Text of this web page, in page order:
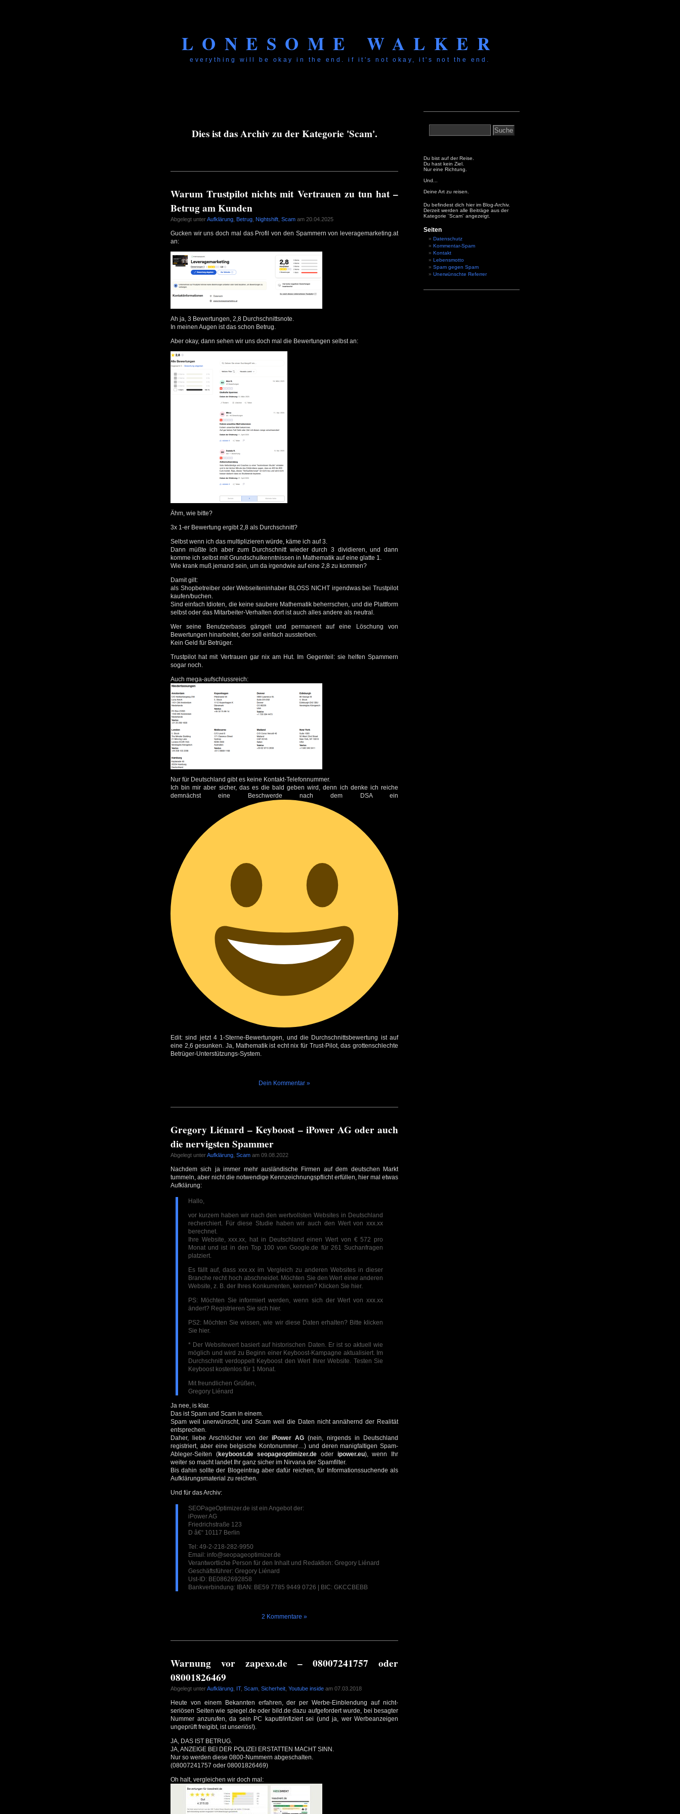
LONESOME WALKER
everything will be okay in the end. if it's not okay, it's not the end.
Dies ist das Archiv zu der Kategorie 'Scam'.
Warum Trustpilot nichts mit Vertrauen zu tun hat –
Betrug am Kunden
Abgelegt unterAufklärung Betrug Nightshift Scam am 20.04.2025
Gucken wir uns doch mal das Profil von den Spammern von leveragemarketing.at
an:
Ah ja, 3 Bewertungen, 2,8 Durchschnittsnote.
In meinen Augen ist das schon Betrug.
Aber okay, dann sehen wir uns doch mal die Bewertungen selbst an:
Ähm, wie bitte?
3x 1-er Bewertung ergibt 2,8 als Durchschnitt?
Selbst wenn ich das multiplizieren würde, käme ich auf 3.
Dann müßte ich aber zum Durchschnitt wieder durch 3 dividieren, und dann
komme ich selbst mit Grundschulkenntnissen in Mathematik auf eine glatte 1.
Wie krank muß jemand sein, um da irgendwie auf eine 2,8 zu kommen?
Damit gilt:
als Shopbetreiber oder Webseiteninhaber BLOSS NICHT irgendwas bei Trustpilot
kaufen/buchen.
Sind einfach Idioten, die keine saubere Mathematik beherrschen, und die Plattform
selbst oder das Mitarbeiter-Verhalten dort ist auch alles andere als neutral.
Wer seine Benutzerbasis gängelt und permanent auf eine Löschung von
Bewertungen hinarbeitet, der soll einfach aussterben.
Kein Geld für Betrüger.
Trustpilot hat mit Vertrauen gar nix am Hut. Im Gegenteil: sie helfen Spammern
sogar noch.
Auch mega-aufschlussreich:
Nur für Deutschland gibt es keine Kontakt-Telefonnummer.
Ich bin mir aber sicher, das es die bald geben wird, denn ich denke ich reiche
demnächst eine Beschwerde nach dem DSA ein
Edit: sind jetzt 4 1-Sterne-Bewertungen, und die Durchschnittsbewertung ist auf
eine 2,6 gesunken. Ja, Mathematik ist echt nix für Trust-Pilot, das grottenschlechte
Betrüger-Unterstützungs-System.
Dein Kommentar »
Gregory Liénard – Keyboost – iPower AG oder auch
die nervigsten Spammer
Abgelegt unterAufklärung Scam am 09.08.2022
Nachdem sich ja immer mehr ausländische Firmen auf dem deutschen Markt
tummeln, aber nicht die notwendige Kennzeichnungspflicht erfüllen, hier mal etwas
Aufklärung:
Hallo,
vor kurzem haben wir nach den wertvollsten Websites in Deutschland
recherchiert. Für diese Studie haben wir auch den Wert von xxx.xx
berechnet.
Ihre Website, xxx.xx, hat in Deutschland einen Wert von € 572 pro
Monat und ist in den Top 100 von Google.de für 261 Suchanfragen
platziert.
Es fällt auf, dass xxx.xx im Vergleich zu anderen Websites in dieser
Branche recht hoch abschneidet. Möchten Sie den Wert einer anderen
Website, z. B. der Ihres Konkurrenten, kennen? Klicken Sie hier.
PS: Möchten Sie informiert werden, wenn sich der Wert von xxx.xx
ändert? Registrieren Sie sich hier.
PS2: Möchten Sie wissen, wie wir diese Daten erhalten? Bitte klicken
Sie hier.
* Der Websitewert basiert auf historischen Daten. Er ist so aktuell wie
möglich und wird zu Beginn einer Keyboost-Kampagne aktualisiert. Im
Durchschnitt verdoppelt Keyboost den Wert Ihrer Website. Testen Sie
Keyboost kostenlos für 1 Monat.
Mit freundlichen Grüßen,
Gregory Liénard
Ja nee, is klar.
Das ist Spam und Scam in einem.
Spam weil unerwünscht, und Scam weil die Daten nicht annähernd der Realität
entsprechen.
Daher, liebe Arschlöcher von der iPower AG (nein, nirgends in Deutschland
registriert, aber eine belgische Kontonummer…) und deren manigfaltigen Spam-
Ableger-Seiten (keyboost.de seopageoptimizer.de oder ipower.eu), wenn Ihr
weiter so macht landet Ihr ganz sicher im Nirvana der Spamfilter.
Bis dahin sollte der Blogeintrag aber dafür reichen, für Informationssuchende als
Aufklärungsmaterial zu reichen.
Und für das Archiv:
SEOPageOptimizer.de ist ein Angebot der:
iPower AG
Friedrichstraße 123
D â€“ 10117 Berlin
Tel: 49-2-218-282-9950
Email: info@seopageoptimizer.de
Verantwortliche Person für den Inhalt und Redaktion: Gregory Liénard
Geschäftsführer: Gregory Liénard
Ust-ID: BE0862692858
Bankverbindung: IBAN: BE59 7785 9449 0726 | BIC: GKCCBEBB
2 Kommentare »
Warnung vor zapexo.de – 08007241757 oder
08001826469
Abgelegt unterAufklärung IT, Scam Sicherheit Youtube inside am 07.03.2018
Heute von einem Bekannten erfahren, der per Werbe-Einblendung auf nicht-
seriösen Seiten wie spiegel.de oder bild.de dazu aufgefordert wurde, bei besagter
Nummer anzurufen, da sein PC kaputt/infiziert sei (und ja, wer Werbeanzeigen
ungeprüft freigibt, ist unseriös!).
JA, DAS IST BETRUG.
JA, ANZEIGE BEI DER POLIZEI ERSTATTEN MACHT SINN.
Nur so werden diese 0800-Nummern abgeschalten.
(08007241757 oder 08001826469)
Oh halt, vergleichen wir doch mal:
Du bist auf der Reise.
Du hast kein Ziel.
Nur eine Richtung.
Und...
Deine Art zu reisen.
Du befindest dich hier im Blog-Archiv.
Derzeit werden alle Beiträge aus der
Kategorie ¨Scam¨ angezeigt.
Seiten
Datenschutz
Kommentar-Spam
Kontakt
Lebensmotto
Spam gegen Spam
Unerwünschte Referrer